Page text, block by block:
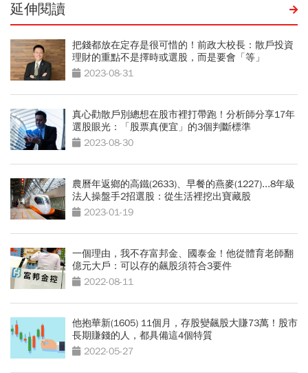
延伸閱讀
把錢都放在定存是很可惜的！前政大校長：散戶投資
理財的重點不是擇時或選股，而是要會「等」
2023-08-31
真心勸散戶別總想在股市裡打帶跑！分析師分享17年
選股眼光：「股票真便宜」的3個判斷標準
2023-08-30
農曆年返鄉的高鐵(2633)、早餐的燕麥(1227)...8年級
法人操盤手2招選股：從生活裡挖出寶藏股
2023-01-19
一個理由，我不存富邦金、國泰金！他從體育老師翻
億元大戶：可以存的飆股須符合3要件
2022-08-11
他抱華新(1605) 11個月，存股變飆股大賺73萬！股市
長期賺錢的人，都具備這4個特質
2022-05-27